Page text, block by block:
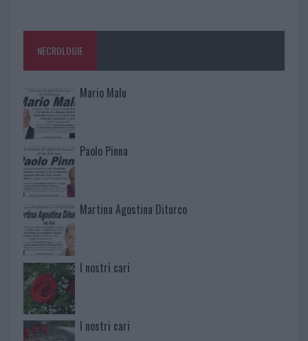
NECROLOGIE
Mario Malu
Paolo Pinna
Martina Agostina Diturco
I nostri cari
I nostri cari